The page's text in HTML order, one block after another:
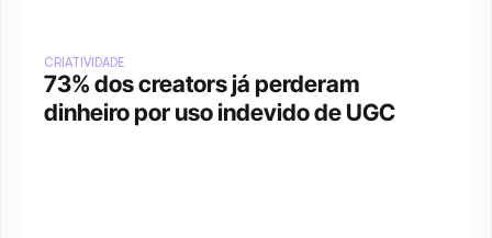
CRIATIVIDADE
73% dos creators já perderam
dinheiro por uso indevido de UGC